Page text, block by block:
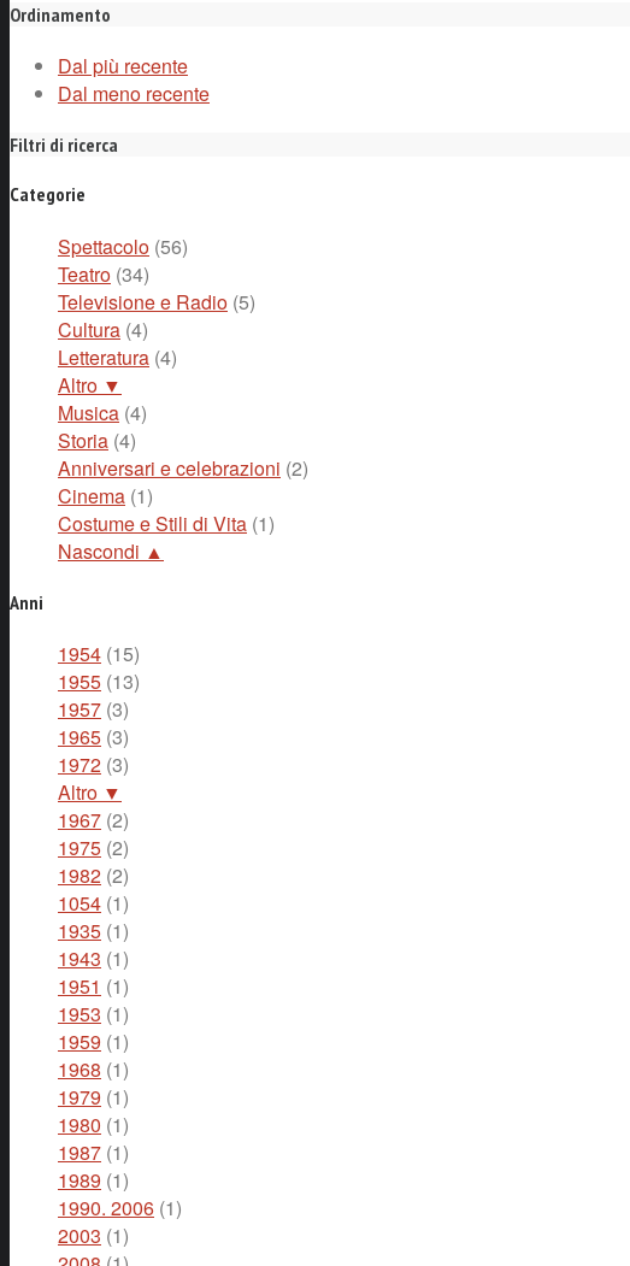
Ordinamento
Dal più recente
Dal meno recente
Filtri di ricerca
Categorie
Spettacolo (56)
Teatro (34)
Televisione e Radio (5)
Cultura (4)
Letteratura (4)
Altro ▼
Musica (4)
Storia (4)
Anniversari e celebrazioni (2)
Cinema (1)
Costume e Stili di Vita (1)
Nascondi ▲
Anni
1954 (15)
1955 (13)
1957 (3)
1965 (3)
1972 (3)
Altro ▼
1967 (2)
1975 (2)
1982 (2)
1054 (1)
1935 (1)
1943 (1)
1951 (1)
1953 (1)
1959 (1)
1968 (1)
1979 (1)
1980 (1)
1987 (1)
1989 (1)
1990. 2006 (1)
2003 (1)